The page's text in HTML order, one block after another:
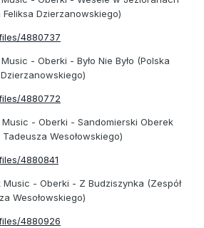
Dzierzanowskiego)
4880737
- Oberki - Było Nie Było (Polska
4880772
Music - Oberki - Sandomierski Oberek
Wesołowskiego)
4880841
Music - Oberki - Z Budziszynka (Zespół
Wesołowskiego)
4880926